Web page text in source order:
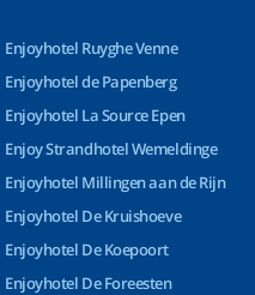
Enjoyhotel Ruyghe Venne
Enjoyhotel de Papenberg
Enjoyhotel La Source Epen
Enjoy Strandhotel Wemeldinge
Enjoyhotel Millingen aan de Rijn
Enjoyhotel De Kruishoeve
Enjoyhotel De Koepoort
Enjoyhotel De Foreesten